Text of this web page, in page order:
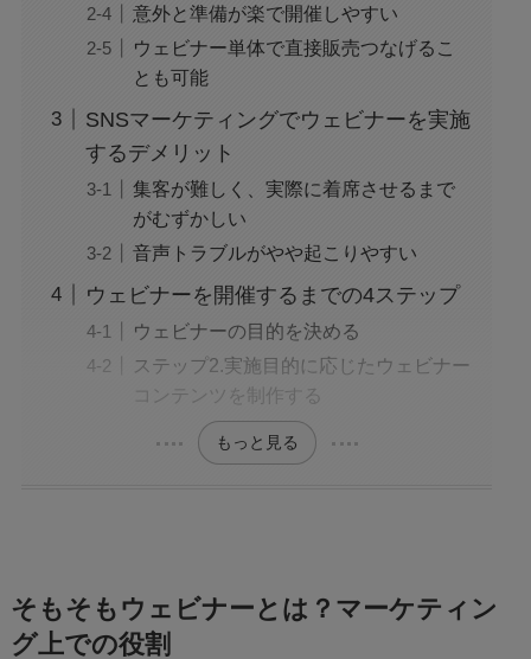
意外と準備が楽で開催しやすい
ウェビナー単体で直接販売つなげるこ
とも可能
SNSマーケティングでウェビナーを実施
するデメリット
集客が難しく、実際に着席させるまで
がむずかしい
音声トラブルがやや起こりやすい
ウェビナーを開催するまでの4ステップ
ウェビナーの目的を決める
ステップ2.実施目的に応じたウェビナー
コンテンツを制作する
もっと見る
そもそもウェビナーとは？マーケティン
グ上での役割